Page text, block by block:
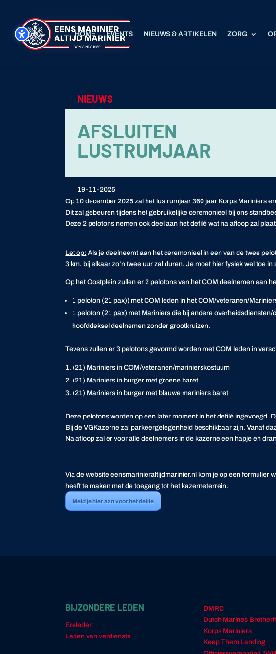
HOME EVENTS NIEUWS & ARTIKELEN ZORG
NIEUWS
AFSLUITEN
LUSTRUMJAAR
19-11-2025
Op 10 december 2025 zal het lustrumjaar 360 jaar Korps Mariniers
Dit zal gebeuren tijdens het gebruikelijke ceremonieel bij ons
Deze 2 pelotons nemen ook deel aan het defilé wat na afloop zal
Let op: Als je deelneemt aan het ceremonieel in een van de twee
3 km. bij elkaar zo’n twee uur zal duren. Je moet hier fysiek wel toe in
Op het Oostplein zullen er 2 pelotons van het COM deelnemen aan
1 peloton (21 pax)) met COM leden in het COM/veteranen/
1 peloton (21 pax) met Mariniers die bij andere
hoofddeksel deelnemen zonder grootkruizen.
Tevens zullen er 3 pelotons gevormd worden met COM leden in
(21) Mariniers in COM/veteranen/marinierskostuum
(21) Mariniers in burger met groene baret
(21) Mariniers in burger met blauwe mariniers baret
Deze pelotons worden op een later moment in het defilé ingevoegd.
Bij de VGKazerne zal parkeergelegenheid beschikbaar zijn. Vanaf
Na afloop zal er voor alle deelnemers in de kazerne een hapje en
Via de website eensmarinieraltijdmarinier.nl kom je op een formulier
heeft te maken met de toegang tot het kazerneterrein.
Meld je hier aan voor het defile
BIJZONDERE LEDEN
Ereleden
Leden van verdienste
DMRC
Dutch Marines
Korps Mariniers
Keep Them Landing